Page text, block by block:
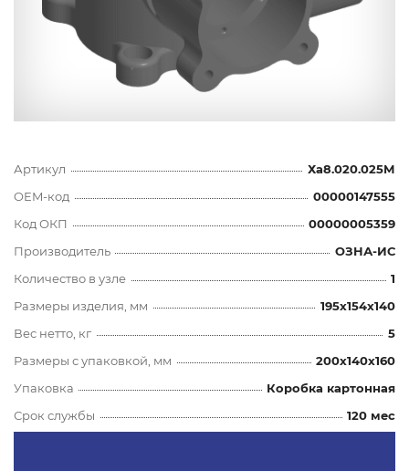
Артикул
Ха8.020.025М
OEM-код
00000147555
Код ОКП
00000005359
Производитель
ОЗНА-ИС
Количество в узле
1
Размеры изделия, мм
195x154x140
Вес нетто, кг
5
Размеры с упаковкой, мм
200x140x160
Упаковка
Коробка картонная
Срок службы
120 мес